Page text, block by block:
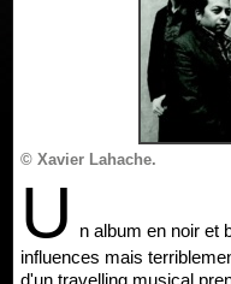
© Xavier Lahache.
U
n album en noir et
influences mais
d'un travelling musical